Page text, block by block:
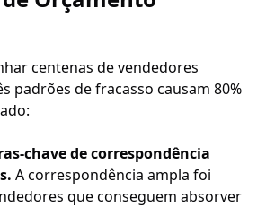
centenas de vendedores
padrões de fracasso causam 80%
chave de correspondência
A correspondência ampla foi
que conseguem absorver